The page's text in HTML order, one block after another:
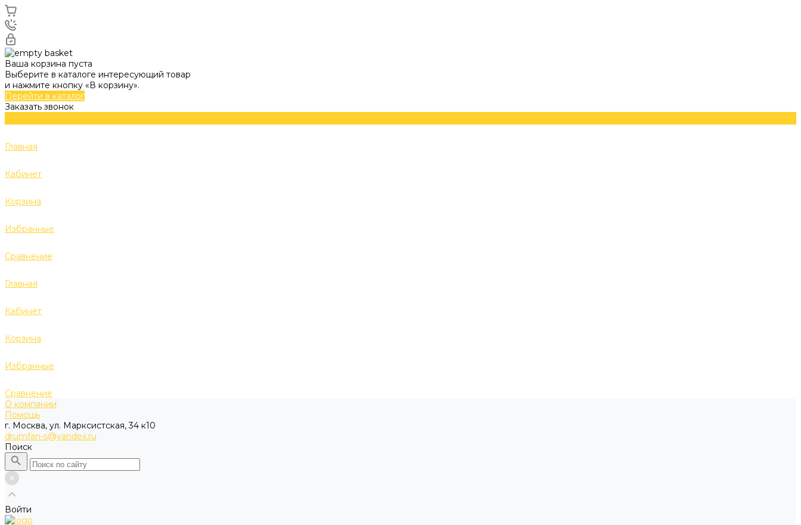
Ваша корзина пуста
Выберите в каталоге интересующий товар
и нажмите кнопку «В корзину».
Перейти в каталог
Заказать звонок
Главная
Кабинет
Корзина
Избранные
Сравнение
Главная
Кабинет
Корзина
Избранные
Сравнение
О компании
Помощь
г. Москва, ул. Марксистская, 34 к10
drumfan-s@yandex.ru
Поиск
Войти